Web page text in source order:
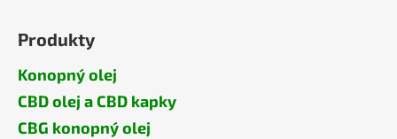
Produkty
Konopný olej
CBD olej a CBD kapky
CBG konopný olej